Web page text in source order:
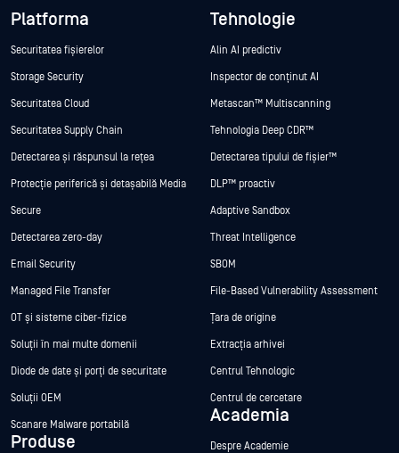
Platforma
Securitatea fișierelor
Storage Security
Securitatea Cloud
Securitatea Supply Chain
Detectarea și răspunsul la rețea
Protecție periferică și detașabilă Media
Secure
Detectarea zero-day
Email Security
Managed File Transfer
OT și sisteme ciber-fizice
Soluții în mai multe domenii
Diode de date și porți de securitate
Soluții OEM
Scanare Malware portabilă
Produse
Tehnologie
Alin AI predictiv
Inspector de conținut AI
Metascan™ Multiscanning
Tehnologia Deep CDR™
Detectarea tipului de fișier™
DLP™ proactiv
Adaptive Sandbox
Threat Intelligence
SBOM
File-Based Vulnerability Assessment
Țara de origine
Extracția arhivei
Centrul Tehnologic
Centrul de cercetare
Academia
Despre Academie